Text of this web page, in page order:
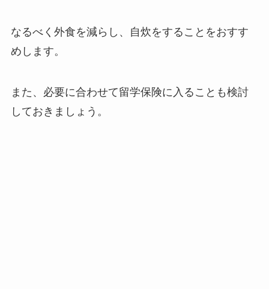
なるべく外食を減らし、自炊をすることをおすす
めします。
また、必要に合わせて留学保険に入ることも検討
しておきましょう。